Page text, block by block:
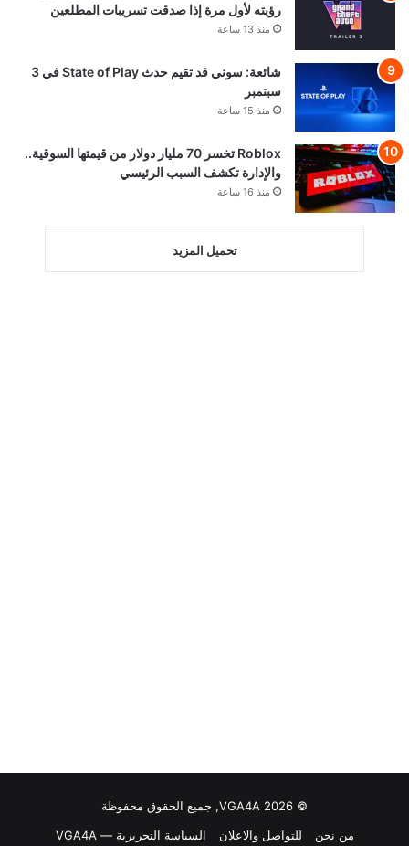
رؤيته لأول مرة إذا صدقت تسريبات المطلعين
منذ 13 ساعة
شائعة: سوني قد تقيم حدث State of Play في 3
سبتمبر
منذ 15 ساعة
Roblox تخسر 70 مليار دولار من قيمتها السوقية..
والإدارة تكشف السبب الرئيسي
منذ 16 ساعة
تحميل المزيد
© VGA4A 2026, جميع الحقوق محفوظة
من نحن
للتواصل والاعلان السياسة التحريرية — VGA4A